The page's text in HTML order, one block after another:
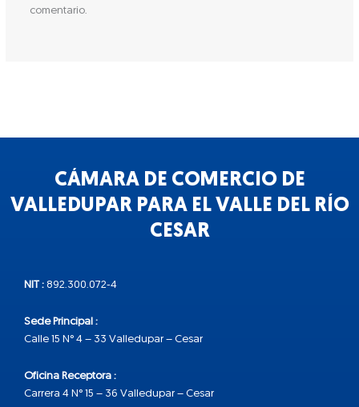
comentario.
CÁMARA DE COMERCIO DE
VALLEDUPAR PARA EL VALLE DEL RÍO
CESAR
NIT : 892.300.072-4
Sede Principal :
Calle 15 N° 4 – 33 Valledupar – Cesar
Oficina Receptora :
Carrera 4 N° 15 – 36 Valledupar – Cesar